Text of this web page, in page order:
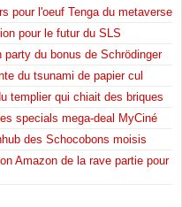
pour l'oeuf Tenga du metaverse
pour le futur du SLS
party du bonus de Schrödinger
du tsunami de papier cul
templier qui chiait des briques
specials mega-deal MyCiné
des Schocobons moisis
Amazon de la rave partie pour